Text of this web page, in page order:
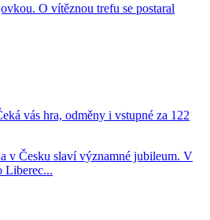
O vítěznou trefu se postaral
vás hra, odměny i vstupné za 122
v Česku slaví významné jubileum. V
Liberec...